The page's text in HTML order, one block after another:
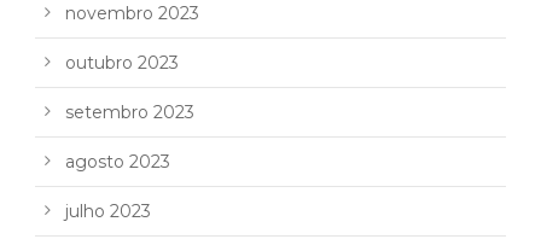
novembro 2023
outubro 2023
setembro 2023
agosto 2023
julho 2023